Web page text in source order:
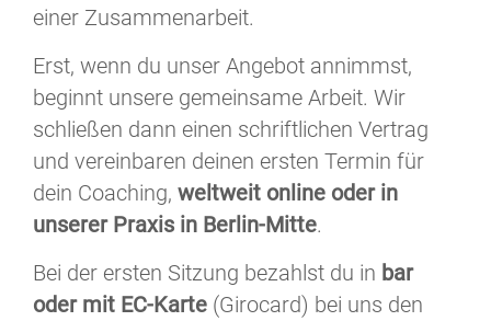
einer Zusammenarbeit.
Erst, wenn du unser Angebot annimmst,
beginnt unsere gemeinsame Arbeit. Wir
schließen dann einen schriftlichen Vertrag
und vereinbaren deinen ersten Termin für
dein Coaching, weltweit online oder in
unserer Praxis in Berlin-Mitte.
Bei der ersten Sitzung bezahlst du in bar
oder mit EC-Karte (Girocard) bei uns den